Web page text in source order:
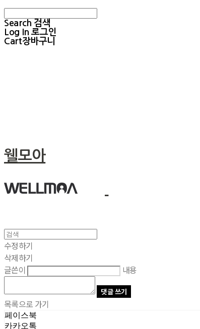
Search 검색
Log In 로그인
Cart장바구니
웰모아
수정하기
삭제하기
글쓴이
내용
댓글 쓰기
목록으로 가기
페이스북
카카오톡